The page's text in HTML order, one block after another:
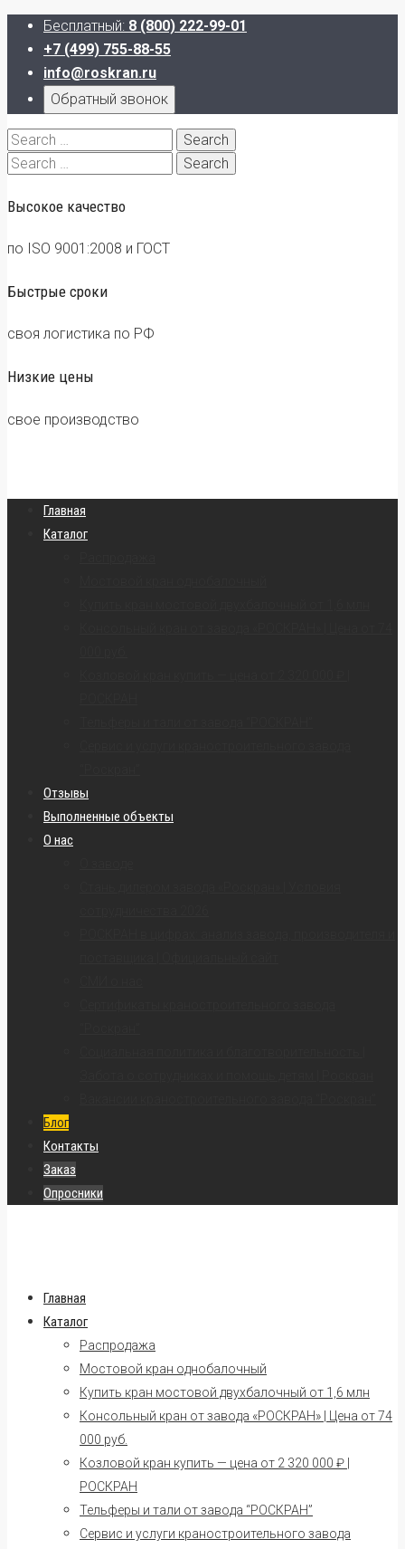
Бесплатный: 8 (800) 222-99-01
+7 (499) 755-88-55
info@roskran.ru
Обратный звонок
Search
for:
Search
Высокое качество
по ISO 9001:2008 и ГОСТ
Быстрые сроки
своя логистика по РФ
Низкие цены
свое производство
Главная
Каталог
Отзывы
Выполненные объекты
О нас
Блог
Контакты
Заказ
Опросники
Главная
Каталог
Распродажа
Мостовой кран однобалочный
Купить кран мостовой двухбалочный от 1,6 млн
Консольный кран от завода «РОСКРАН» | Цена от 74
000 руб.
Козловой кран купить — цена от 2 320 000 ₽ |
РОСКРАН
Тельферы и тали от завода “РОСКРАН”
Сервис и услуги краностроительного завода